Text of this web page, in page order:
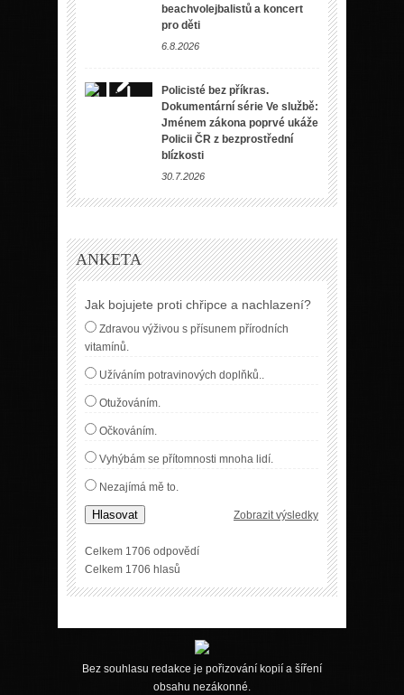
beachvolejbalistů a koncert
pro děti
6.8.2026
Policisté bez příkras.
Dokumentární série Ve službě:
Jménem zákona poprvé ukáže
Policii ČR z bezprostřední
blízkosti
30.7.2026
ANKETA
Jak bojujete proti chřipce a nachlazení?
Zdravou výživou s přísunem přírodních
vitamínů.
Užíváním potravinových doplňků..
Otužováním.
Očkováním.
Vyhýbám se přítomnosti mnoha lidí.
Nezajímá mě to.
Hlasovat Zobrazit výsledky
Celkem 1706 odpovědí
Celkem 1706 hlasů
Bez souhlasu redakce je pořizování kopií a šíření
obsahu nezákonné.